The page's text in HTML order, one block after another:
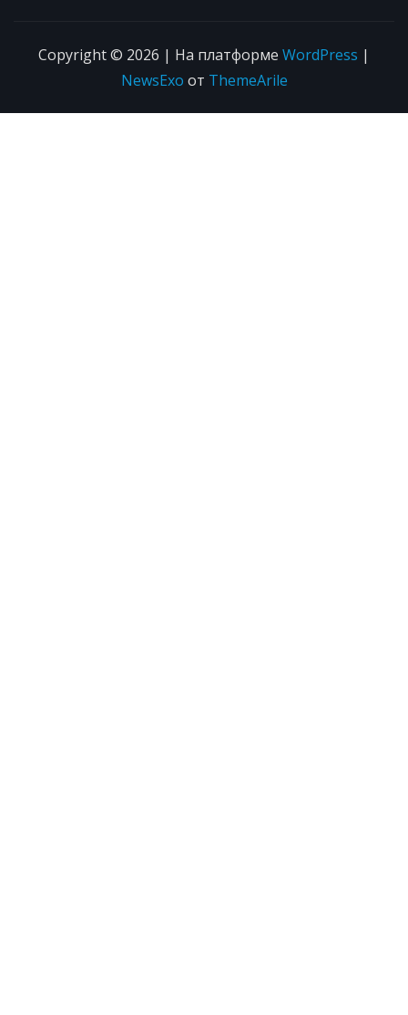
Copyright © 2026 | На платформе WordPress |
NewsExo от ThemeArile